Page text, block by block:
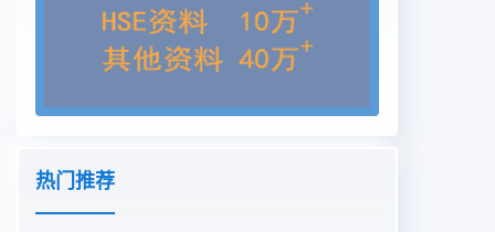
热门推荐